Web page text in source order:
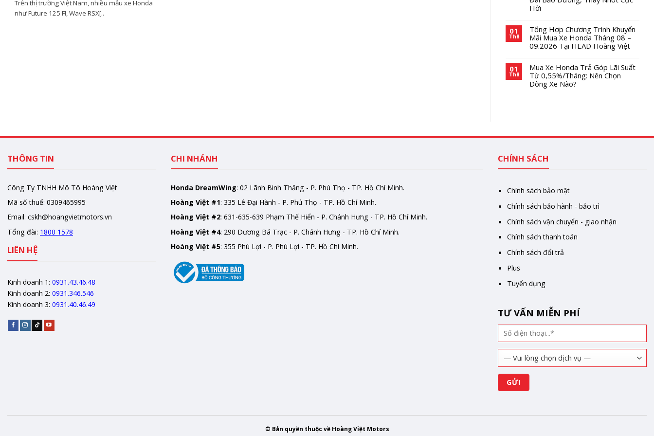
Trên thị trường Việt Nam, nhiều mẫu xe Honda
như Future 125 FI, Wave RSX[..
Hời
01
Th8
Tổng Hợp Chương Trình Khuyến
Mãi Mua Xe Honda Tháng 08 –
09.2026 Tại HEAD Hoàng Việt
01
Th8
Mua Xe Honda Trả Góp Lãi Suất
Từ 0,55%/Tháng: Nên Chọn
Dòng Xe Nào?
THÔNG TIN
Công Ty TNHH Mô Tô Hoàng Việt
Mã số thuế: 0309465995
Email: cskh@hoangvietmotors.vn
Tổng đài: 1800 1578
LIÊN HỆ
Kinh doanh 1: 0931.43.46.48
Kinh doanh 2: 0931.346.546
Kinh doanh 3: 0931.40.46.49
CHI NHÁNH
Honda DreamWing: 02 Lãnh Binh Thăng - P. Phú Thọ - TP. Hồ Chí Minh.
Hoàng Việt #1: 335 Lê Đại Hành - P. Phú Thọ - TP. Hồ Chí Minh.
Hoàng Việt #2: 631-635-639 Phạm Thế Hiển - P. Chánh Hưng - TP. Hồ Chí Minh.
Hoàng Việt #4: 290 Dương Bá Trạc - P. Chánh Hưng - TP. Hồ Chí Minh.
Hoàng Việt #5: 355 Phú Lợi - P. Phú Lợi - TP. Hồ Chí Minh.
CHÍNH SÁCH
Chính sách bảo mật
Chính sách bảo hành - bảo trì
Chính sách vận chuyển - giao nhận
Chính sách thanh toán
Chính sách đổi trả
Plus
Tuyển dụng
TƯ VẤN MIỄN PHÍ
© Bản quyền thuộc về Hoàng Việt Motors